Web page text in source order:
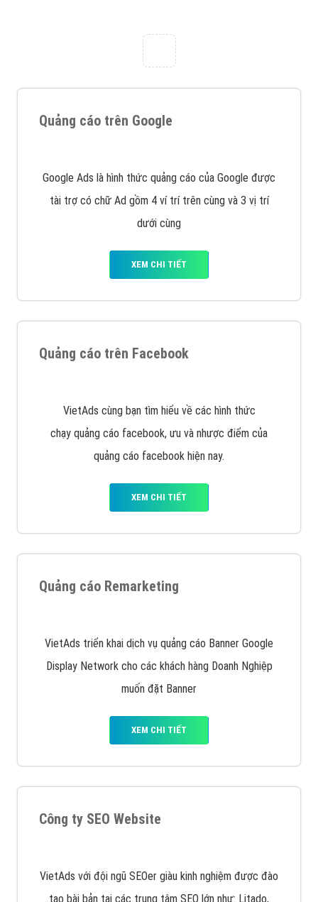
triển Website cho doanh nghiệp mình
chừ hãy nhấc máy lên và gọi ngay cho chúng tôi theo
support@vietadsgroup.vnđể được tư vấn chuyên
bạn!
Quảng cáo trên Google
Google Ads là hình thức quảng cáo của Google được
tài trợ có chữ Ad gồm 4 ví trí trên cùng và 3 vị trí
quảng cáo facebook hiện nay.